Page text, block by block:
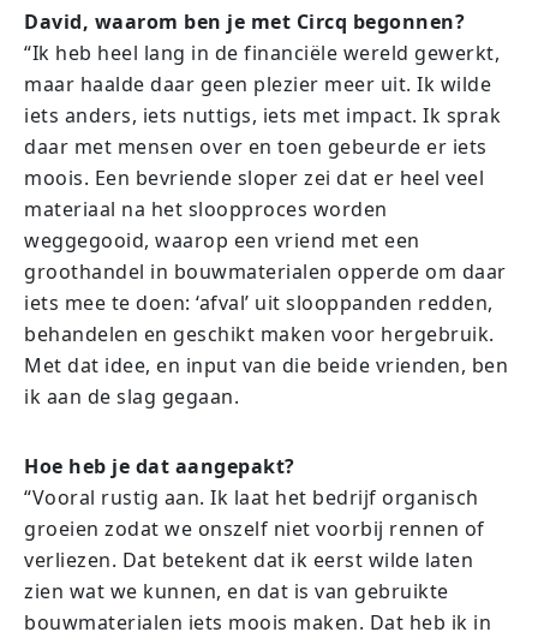
David, waarom ben je met Circq begonnen?
“Ik heb heel lang in de financiële wereld gewerkt,
maar haalde daar geen plezier meer uit. Ik wilde
iets anders, iets nuttigs, iets met impact. Ik sprak
daar met mensen over en toen gebeurde er iets
moois. Een bevriende sloper zei dat er heel veel
materiaal na het sloopproces worden
weggegooid, waarop een vriend met een
groothandel in bouwmaterialen opperde om daar
iets mee te doen: ‘afval’ uit slooppanden redden,
behandelen en geschikt maken voor hergebruik.
Met dat idee, en input van die beide vrienden, ben
ik aan de slag gegaan.
Hoe heb je dat aangepakt?
“Vooral rustig aan. Ik laat het bedrijf organisch
groeien zodat we onszelf niet voorbij rennen of
verliezen. Dat betekent dat ik eerst wilde laten
zien wat we kunnen, en dat is van gebruikte
bouwmaterialen iets moois maken. Dat heb ik in